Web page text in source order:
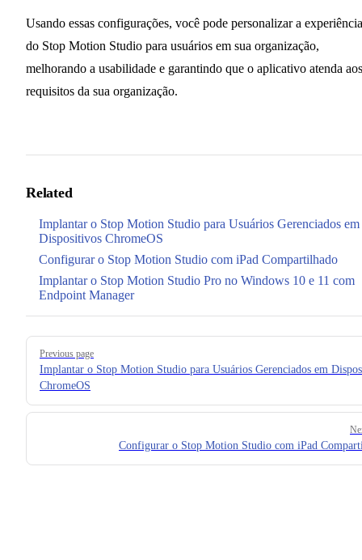
Usando essas configurações, você pode personalizar a experiência
do Stop Motion Studio para usuários em sua organização,
melhorando a usabilidade e garantindo que o aplicativo atenda aos
requisitos da sua organização.
Related
Implantar o Stop Motion Studio para Usuários Gerenciados em
Dispositivos ChromeOS
Configurar o Stop Motion Studio com iPad Compartilhado
Implantar o Stop Motion Studio Pro no Windows 10 e 11 com
Endpoint Manager
Pager
Previous page
Implantar o Stop Motion Studio para Usuários Gerenciados em
ChromeOS
Configurar o Stop Motion Studio com iPad